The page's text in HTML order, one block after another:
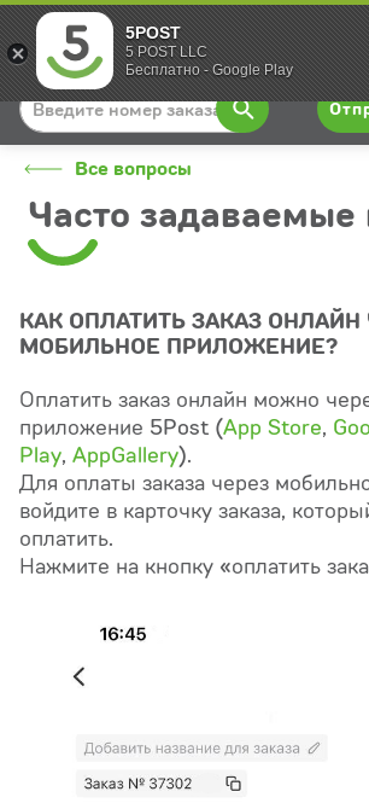
Все вопросы
Часто задаваемые
КАК ОПЛАТИТЬ ЗАКАЗ ОНЛАЙН
МОБИЛЬНОЕ ПРИЛОЖЕНИЕ?
Оплатить заказ онлайн можно
приложение 5Post (App Store,
Play, AppGallery).
Для оплаты заказа через
войдите в карточку заказа,
оплатить.
Нажмите на кнопку «оплатить
5POST
5 POST LLC
Бесплатно - Google Play